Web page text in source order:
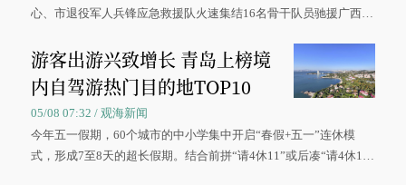
心、市退役军人兵锋应急救援队火速集结16名骨干队员驰援广西灾
游客出游兴致增长 青岛上榜境
内自驾游热门目的地TOP10
05/08 07:32 / 观海新闻
今年五一假期，60个城市的中小学集中开启“春假+五一”连休模
式，形成7至8天的超长假期。结合前拼“请4休11”或后凑“请4休1